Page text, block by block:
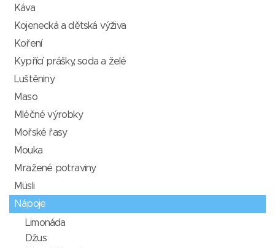
Káva
Kojenecká a dětská výživa
Koření
Kypřící prášky, soda a želé
Luštěniny
Maso
Mléčné výrobky
Mořské řasy
Mouka
Mražené potraviny
Müsli
Nápoje
Limonáda
Džus